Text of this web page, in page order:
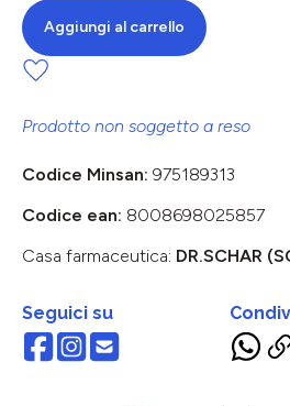
Aggiungi al carrello
Prodotto non soggetto a reso
Codice Minsan: 975189313
Codice ean: 8008698025857
Casa farmaceutica: DR.SCHAR
Seguici su